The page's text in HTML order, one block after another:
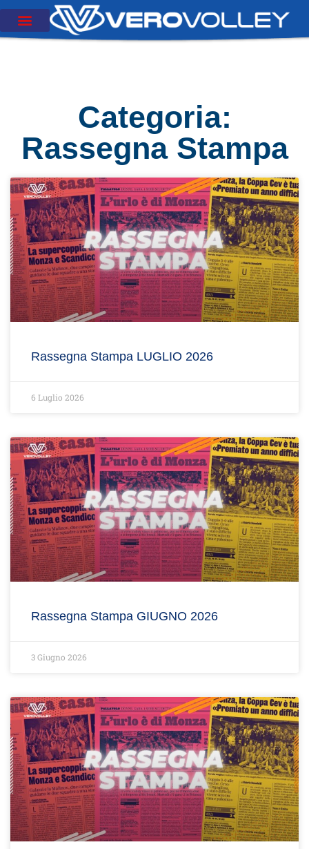
Categoria:
Rassegna Stampa
Rassegna Stampa LUGLIO 2026
6 Luglio 2026
Rassegna Stampa GIUGNO 2026
3 Giugno 2026